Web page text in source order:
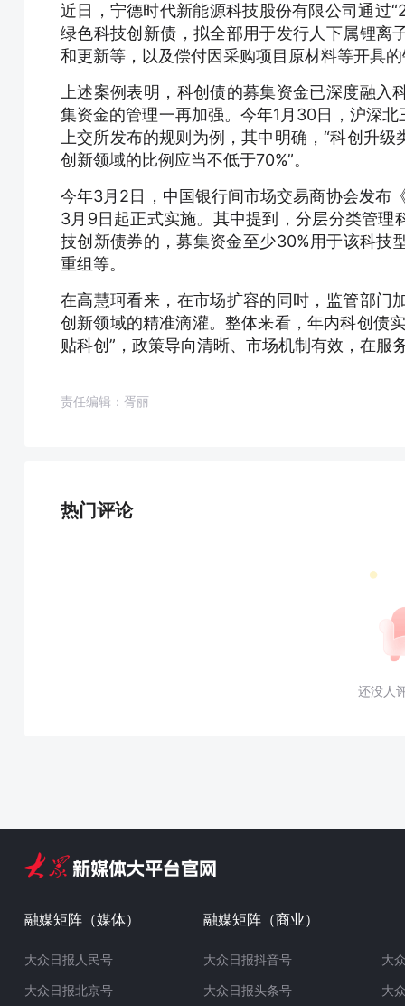
近日，宁德时代新能源科技股份有限公司通过
绿色科技创新债，拟全部用于发行人下属锂离
和更新等，以及偿付因采购项目原材料等开具
上述案例表明，科创债的募集资金已深度融
集资金的管理一再加强。今年1月30日，沪深
上交所发布的规则为例，其中明确，“科创升
创新领域的比例应当不低于70%”。
今年3月2日，中国银行间市场交易商协会发布
3月9日起正式实施。其中提到，分层分类管
技创新债券的，募集资金至少30%用于该科技
重组等。
在高慧珂看来，在市场扩容的同时，监管部门
创新领域的精准滴灌。整体来看，年内科创债
贴科创”，政策导向清晰、市场机制有效，在服
责任编辑：胥丽
热门评论
还没人
融媒矩阵（媒体）
大众日报人民号
大众日报北京号
融媒矩阵（商业）
大众日报抖音号
大众日报头条号
大
大